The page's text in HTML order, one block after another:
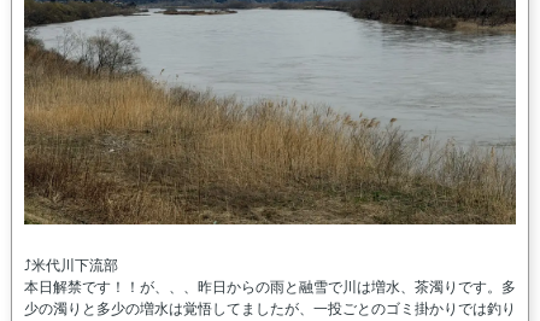
⤴米代川下流部
本日解禁です！！が、、、昨日からの雨と融雪で川は増水、茶濁りです。多
少の濁りと多少の増水は覚悟してましたが、一投ごとのゴミ掛かりでは釣り